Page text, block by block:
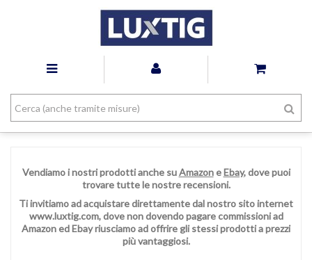
Vendiamo i nostri prodotti anche suAmazoneEbay, dove puoi
trovare tutte le nostre recensioni.
Ti invitiamo ad acquistare direttamente dal nostro sito internet
www.luxtig.com, dove non dovendo pagare commissioni ad
Amazon ed Ebay riusciamo ad offrire gli stessi prodotti a prezzi
più vantaggiosi.